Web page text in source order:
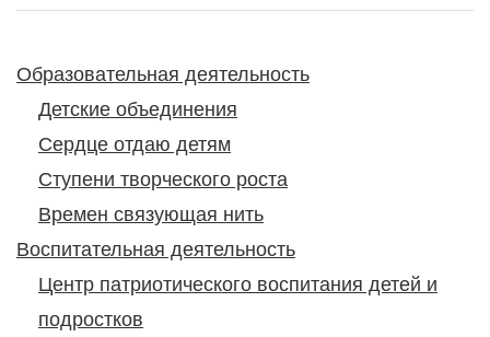
Образовательная деятельность
Детские объединения
Сердце отдаю детям
Ступени творческого роста
Времен связующая нить
Воспитательная деятельность
Центр патриотического воспитания детей и
подростков